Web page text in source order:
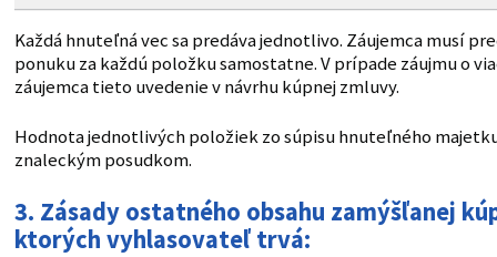
Každá hnuteľná vec sa predáva jednotlivo. Záujemca musí
ponuku za každú položku samostatne. V prípade záujmu o
záujemca tieto uvedenie v návrhu kúpnej zmluvy.
Hodnota jednotlivých položiek zo súpisu hnuteľného
znaleckým posudkom.
3. Zásady ostatného obsahu zamýšľanej
ktorých vyhlasovateľ trvá: